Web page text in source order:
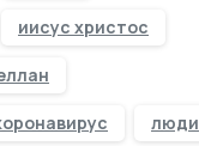
иисус христос
люди